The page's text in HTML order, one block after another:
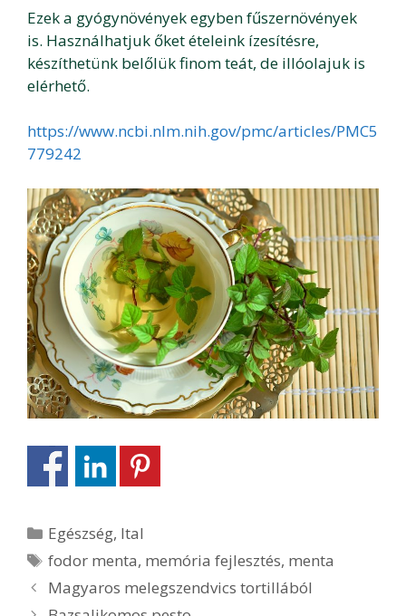
Ezek a gyógynövények egyben fűszernövények
is. Használhatjuk őket ételeink ízesítésre,
készíthetünk belőlük finom teát, de illóolajuk is
elérhető.
https://www.ncbi.nlm.nih.gov/pmc/articles/PMC5
779242
Kategória
Egészség, Ital
Címkék
fodor menta, memória fejlesztés, menta
Bejegyzés
navigáció
Magyaros melegszendvics tortillából